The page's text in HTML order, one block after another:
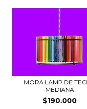
MORA LAMP DE
MEDIANA
$190.000